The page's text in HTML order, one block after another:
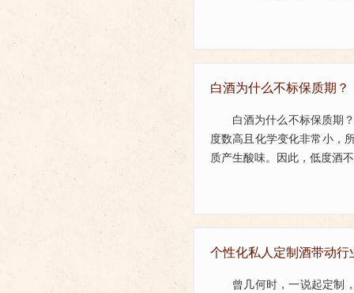
白酒为什么不标保质期？
白酒为什么不标保质
度数高且化学变化非常小，
质产生酸味。因此，低度酒
个性化私人定制酒带动
曾几何时，一说起定制